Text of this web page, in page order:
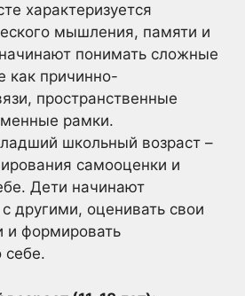
характеризуется
мышления, памяти и
понимать сложные
как причинно-
пространственные
рамки.
школьный возраст –
самооценки и
Дети начинают
другими, оценивать свои
и формировать
себе.